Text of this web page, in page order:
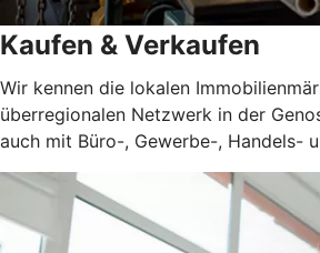
Kaufen & Verkaufen
Wir kennen die lokalen
überregionalen Netzwerk in der
auch mit Büro-, Gewerbe-, Handels-